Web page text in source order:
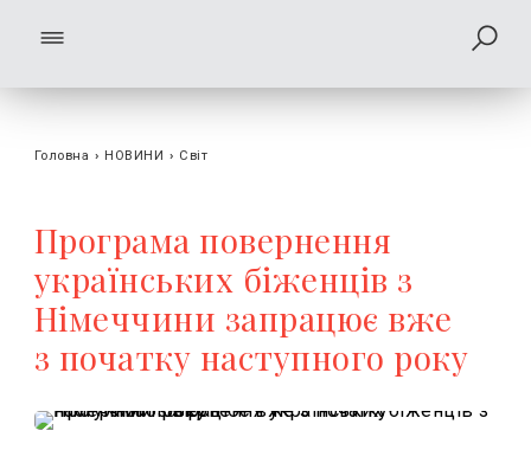
Головна › НОВИНИ › Світ
Програма повернення
українських біженців з
Німеччини запрацює вже
з початку наступного року